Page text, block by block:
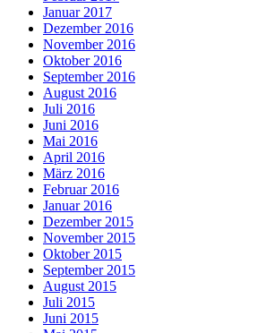
Januar 2017
Dezember 2016
November 2016
Oktober 2016
September 2016
August 2016
Juli 2016
Juni 2016
Mai 2016
April 2016
März 2016
Februar 2016
Januar 2016
Dezember 2015
November 2015
Oktober 2015
September 2015
August 2015
Juli 2015
Juni 2015